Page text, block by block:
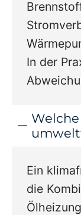
In der
Ein
die